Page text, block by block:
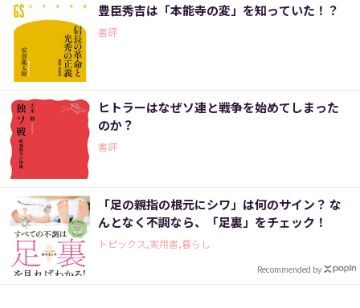
豊臣秀吉は「本能寺の変」を知っていた！？
書評
ヒトラーはなぜソ連と戦争を始めてしまった
のか？
書評
「足の親指の根元にシワ」は何のサイン？ な
んとなく不調なら、「足裏」をチェック！
トピックス,実用書,暮らし
Recommended by